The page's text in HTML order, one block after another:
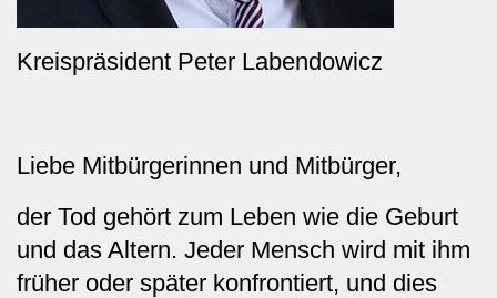
Kreispräsident Peter Labendowicz
Liebe Mitbürgerinnen und Mitbürger,
der Tod gehört zum Leben wie die Geburt
und das Altern. Jeder Mensch wird mit ihm
früher oder später konfrontiert, und dies